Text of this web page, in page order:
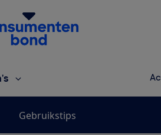
van de Consumentenbond
Gebruikstips